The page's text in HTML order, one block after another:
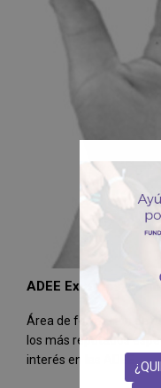
ADEE Expertos.
Área de formación de
los más reputados
interés en las ADEE